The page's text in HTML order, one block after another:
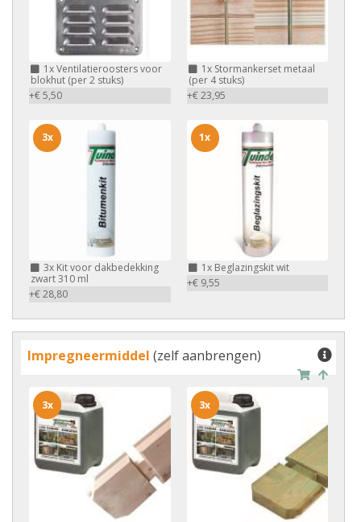
1xVentilatieroosters voor
blokhut (per 2 stuks)
+€ 5,50
1xStormankerset metaal
(per 4 stuks)
+€ 23,95
3x Kit voor dakbedekking
zwart 310 ml
+€ 28,80
3x
1xBeglazingskit wit
+€ 9,55
1x
Impregneermiddel (zelf aanbrengen)
3x 3x